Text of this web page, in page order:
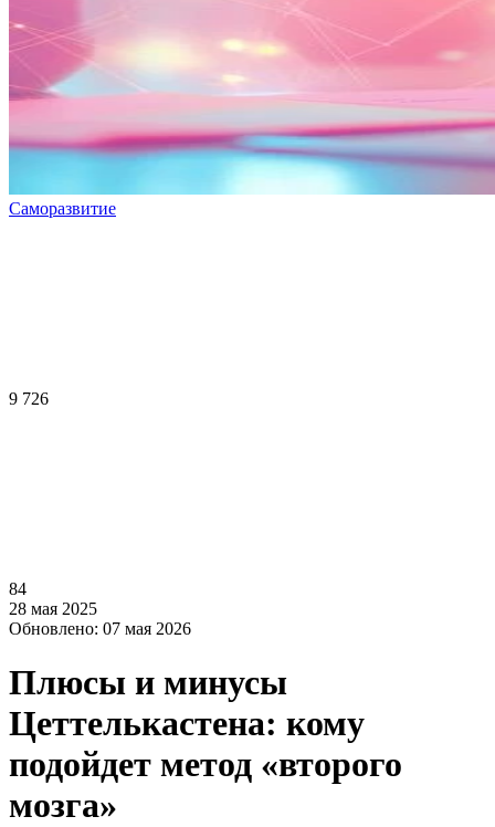
Саморазвитие
9 726
84
28 мая 2025
Обновлено: 07 мая 2026
Плюсы и минусы
Цеттелькастена: кому
подойдет метод «второго
мозга»